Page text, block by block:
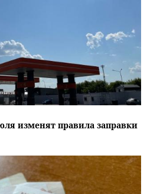
изменят правила заправки